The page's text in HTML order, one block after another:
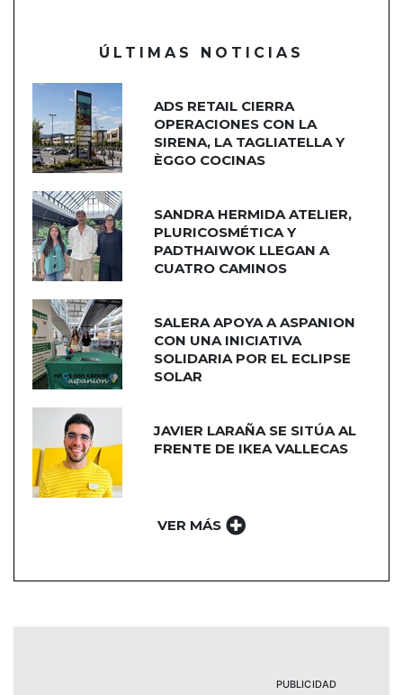
ÚLTIMAS NOTICIAS
ADS RETAIL CIERRA
OPERACIONES CON LA
SIRENA, LA TAGLIATELLA Y
ÈGGO COCINAS
SANDRA HERMIDA ATELIER,
PLURICOSMÉTICA Y
PADTHAIWOK LLEGAN A
CUATRO CAMINOS
SALERA APOYA A ASPANION
CON UNA INICIATIVA
SOLIDARIA POR EL ECLIPSE
SOLAR
JAVIER LARAÑA SE SITÚA AL
FRENTE DE IKEA VALLECAS
VER MÁS
PUBLICIDAD